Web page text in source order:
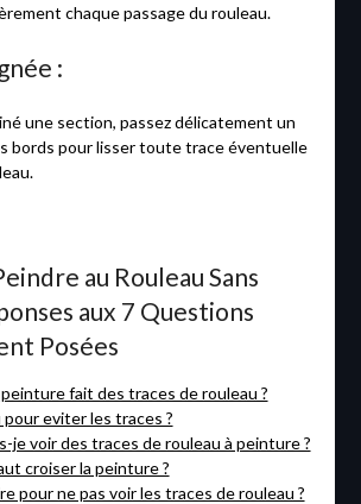
chaque passage du rouleau.
:
une section, passez délicatement un
bords pour lisser toute trace éventuelle
au Rouleau Sans
aux 7 Questions
Posées
fait des traces de rouleau ?
eviter les traces ?
je voir des traces de rouleau à peinture ?
croiser la peinture ?
pour ne pas voir les traces de rouleau ?